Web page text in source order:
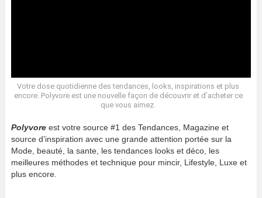
Votre dose quotidienne des tendances, looks, inspirations et plus
encore. Polyvore est une nouvelle façon de découvrir et d’acheter ce
que vous aimez.
Polyvore est votre source #1 des Tendances, Magazine et
source d’inspiration avec une grande attention portée sur la
Mode, beauté, la sante, les tendances looks et déco, les
meilleures méthodes et technique pour mincir, Lifestyle, Luxe et
plus encore.